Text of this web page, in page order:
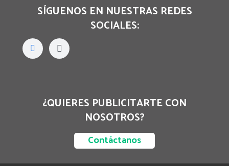
SÍGUENOS EN NUESTRAS REDES
SOCIALES:
¿QUIERES PUBLICITARTE CON
NOSOTROS?
Contáctanos